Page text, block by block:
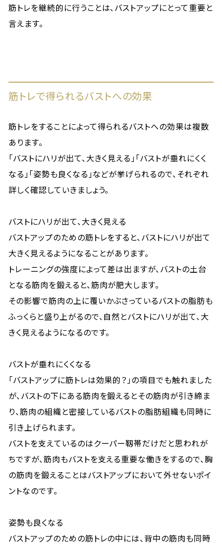
筋トレを継続的に行うことは、バストアップにとって重要と
言えます。
筋トレで得られるバストへの効果
筋トレをすることによって得られるバストへの効果は複数
あります。
「バストにハリが出て、大きく見える」「バストが垂れにくく
なる」「姿勢も良くなる」などが挙げられるので、それぞれ
詳しく確認していきましょう。
バストにハリが出て、大きく見える
バストアップのための筋トレをすると、バストにハリが出て
大きく見えるようになることがあります。
トレーニングの強度によって差は出ますが、バストの土台
となる筋肉を鍛えると、筋肉が肥大します。
その影響で筋肉の上に覆いかぶさっているバストの脂肪も
ふっくらと盛り上がるので、自然とバストにハリが出て、大
きく見えるようになるのです。
バストが垂れにくくなる
「バストアップに筋トレは効果的？」の項目でも触れました
が、バストの下にある筋肉を鍛えるとその筋肉が引き締ま
り、筋肉の組織と密接しているバストの脂肪組織も同時に
引き上げられます。
バストを支えているのはクーパー靱帯だけだと思われが
ちですが、筋肉もバストを支える重要な働きをするので、胸
の筋肉を鍛えることはバストアップにおいて外せないポイ
ントなのです。
姿勢も良くなる
バストアップのための筋トレの中には、背中の筋肉も同時